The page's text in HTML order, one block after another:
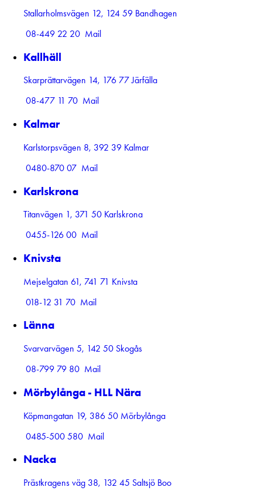
Stallarholmsvägen 12, 124 59 Bandhagen
08-449 22 20 Mail
Kallhäll
Skarprättarvägen 14, 176 77 Järfälla
08-477 11 70 Mail
Kalmar
Karlstorpsvägen 8, 392 39 Kalmar
0480-870 07 Mail
Karlskrona
Titanvägen 1, 371 50 Karlskrona
0455-126 00 Mail
Knivsta
Mejselgatan 61, 741 71 Knivsta
018-12 31 70 Mail
Länna
Svarvarvägen 5, 142 50 Skogås
08-799 79 80 Mail
Mörbylånga - HLL Nära
Köpmangatan 19, 386 50 Mörbylånga
0485-500 580 Mail
Nacka
Prästkragens väg 38, 132 45 Saltsjö Boo